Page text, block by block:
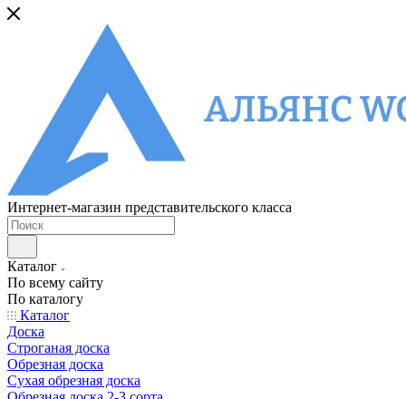
Интернет-магазин представительского класса
Каталог
По всему сайту
По каталогу
Каталог
Доска
Строганая доска
Обрезная доска
Сухая обрезная доска